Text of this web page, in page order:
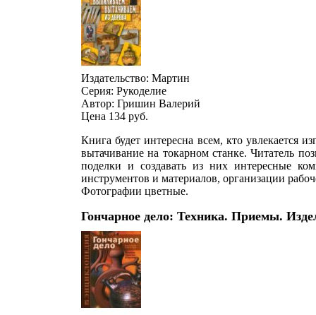
Издательство: Мартин
Серия: Рукоделие
Автор: Гришин Валерий
Цена 134 руб.
Книга будет интересна всем, кто увлекается
вытачивание на токарном станке. Читатель
поделки и создавать из них интересные
инструментов и материалов, организации
Фотографии цветные.
Гончарное дело: Техника. Приемы.